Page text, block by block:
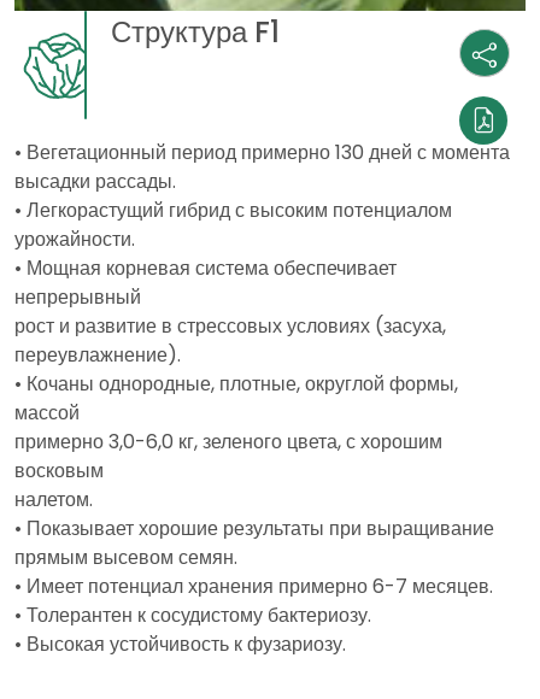
Структура F1
• Вегетационный период примерно 130 дней с момента
высадки рассады.
• Легкорастущий гибрид с высоким потенциалом
урожайности.
• Мощная корневая система обеспечивает
непрерывный
рост и развитие в стрессовых условиях (засуха,
переувлажнение).
• Кочаны однородные, плотные, округлой формы,
массой
примерно 3,0-6,0 кг, зеленого цвета, с хорошим
восковым
налетом.
• Показывает хорошие результаты при выращивание
прямым высевом семян.
• Имеет потенциал хранения примерно 6-7 месяцев.
• Толерантен к сосудистому бактериозу.
• Высокая устойчивость к фузариозу.